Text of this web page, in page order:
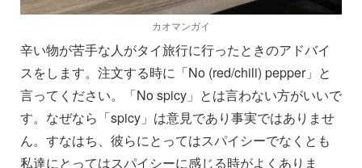
カオマンガイ
辛い物が苦手な人がタイ旅行に行ったときのアドバイ
スをします。注文する時に「No (red/chili) pepper」と
言ってください。「No spicy」とは言わない方がいいで
す。なぜなら「spicy」は意見であり事実ではありませ
ん。すなはち、彼らにとってはスパイシーでなくとも
私達にとってはスパイシーに感じる時がよくありま